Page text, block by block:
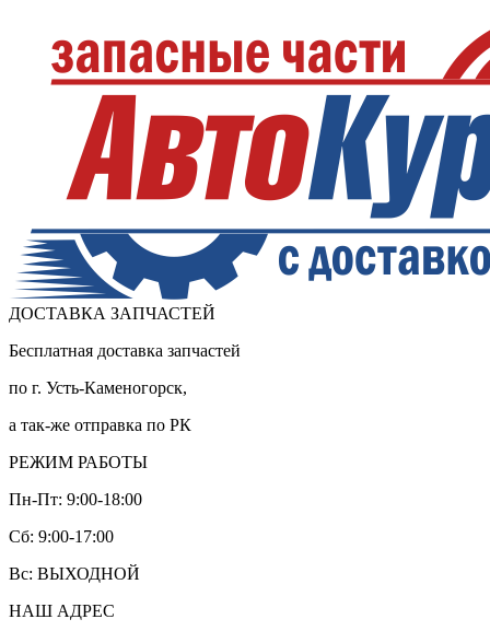
ДОСТАВКА ЗАПЧАСТЕЙ
Бесплатная доставка запчастей
по г. Усть-Каменогорск,
а так-же отправка по РК
РЕЖИМ РАБОТЫ
Пн-Пт: 9:00-18:00
Cб: 9:00-17:00
Вс: ВЫХОДНОЙ
НАШ АДРЕС